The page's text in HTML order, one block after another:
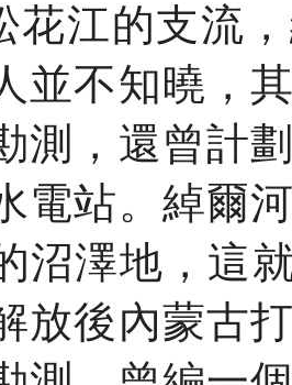
花江的支流
並不知曉，
測，還曾計
電站。綽爾
沼澤地，這
放後內蒙古